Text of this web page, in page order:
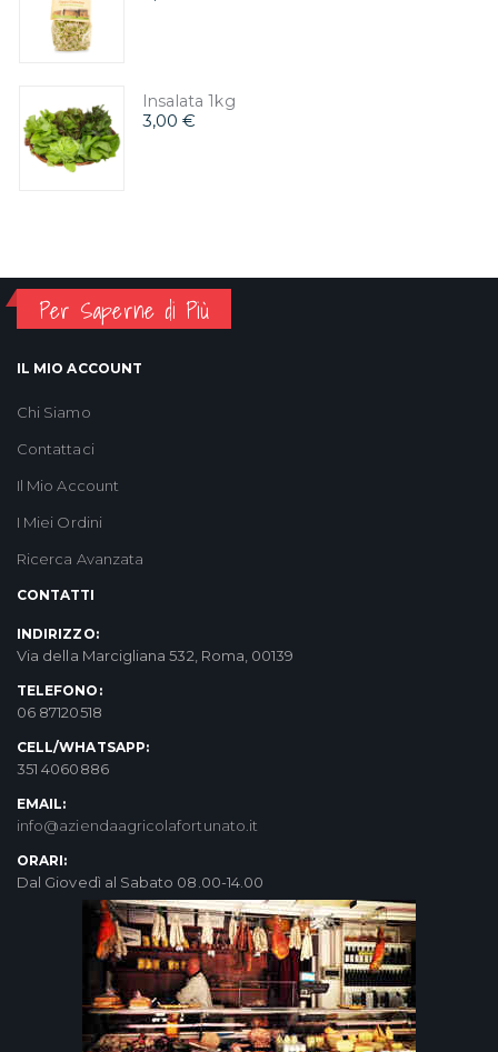
Insalata 1kg
3,00 €
Per Saperne di Più
IL MIO ACCOUNT
Chi Siamo
Contattaci
Il Mio Account
I Miei Ordini
Ricerca Avanzata
CONTATTI
INDIRIZZO:
Via della Marcigliana 532, Roma, 00139
TELEFONO:
06 87120518
CELL/WHATSAPP:
351 4060886
EMAIL:
info@aziendaagricolafortunato.it
ORARI:
Dal Giovedì al Sabato 08.00-14.00